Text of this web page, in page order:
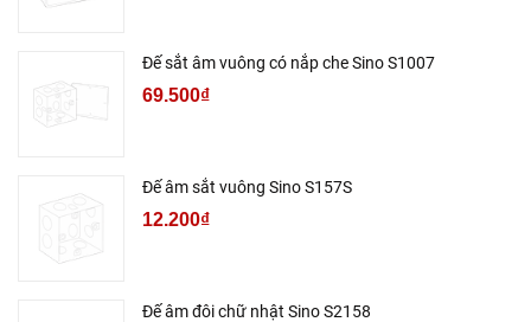
Đế sắt âm vuông có nắp che Sino S1007
69.500₫
Đế âm sắt vuông Sino S157S
12.200₫
Đế âm đôi chữ nhật Sino S2158